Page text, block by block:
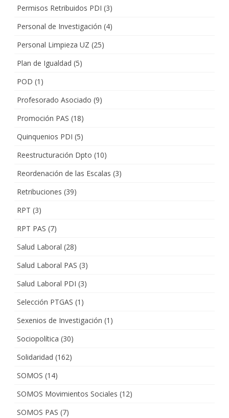
Permisos Retribuidos PDI (3)
Personal de Investigación (4)
Personal Limpieza UZ (25)
Plan de Igualdad (5)
POD (1)
Profesorado Asociado (9)
Promoción PAS (18)
Quinquenios PDI (5)
Reestructuración Dpto (10)
Reordenación de las Escalas (3)
Retribuciones (39)
RPT (3)
RPT PAS (7)
Salud Laboral (28)
Salud Laboral PAS (3)
Salud Laboral PDI (3)
Selección PTGAS (1)
Sexenios de Investigación (1)
Sociopolítica (30)
Solidaridad (162)
SOMOS (14)
SOMOS Movimientos Sociales (12)
SOMOS PAS (7)